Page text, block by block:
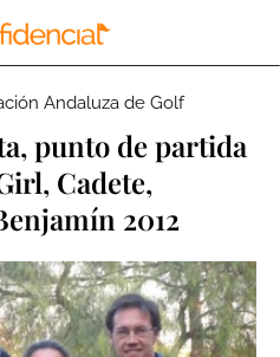
Andaluza de Golf
punto de partida
Cadete,
2012